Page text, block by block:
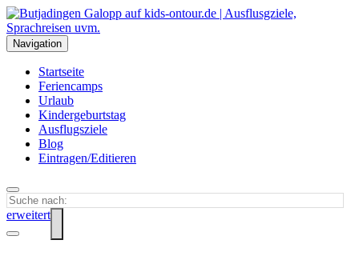
Navigation
Startseite
Feriencamps
Urlaub
Kindergeburtstag
Ausflugsziele
Blog
Eintragen/Editieren
erweitert